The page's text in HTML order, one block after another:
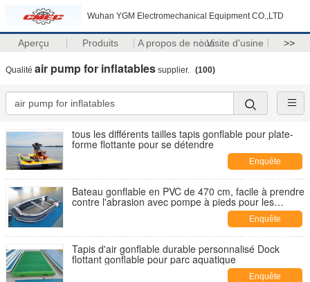
Wuhan YGM Electromechanical Equipment CO.,LTD
Aperçu Produits A propos de nousVisite d'usine >>
Qualité air pump for inflatables supplier. (100)
tous les différents tailles tapis gonflable pour plate-
forme flottante pour se détendre
Enquête
maintenant
Bateau gonflable en PVC de 470 cm, facile à prendre
contre l'abrasion avec pompe à pieds pour les
Enquête
maintenant
Tapis d'air gonflable durable personnalisé Dock
flottant gonflable pour parc aquatique
Enquête